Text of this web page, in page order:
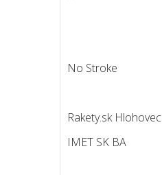
No Stroke
Rakety.sk Hlohovec
IMET SK BA